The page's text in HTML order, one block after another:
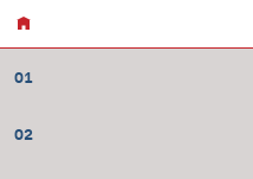
01
02